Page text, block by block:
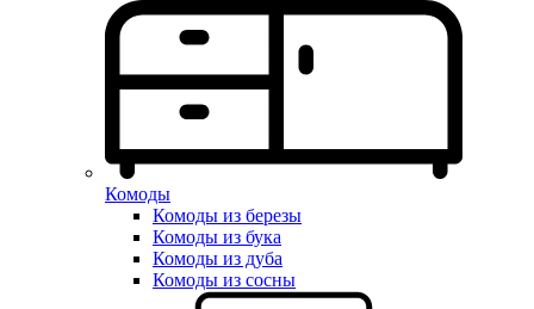
Комоды
Комоды из березы
Комоды из бука
Комоды из дуба
Комоды из сосны